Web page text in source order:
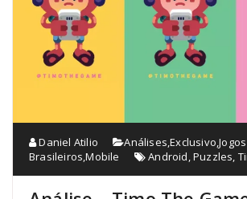
Daniel Atilio Análises,Exclusivo,Jogos
Brasileiros,Mobile Android,Puzzles,